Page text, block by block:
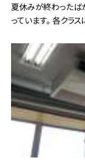
夏休みが終わったば
っています。 各クラ